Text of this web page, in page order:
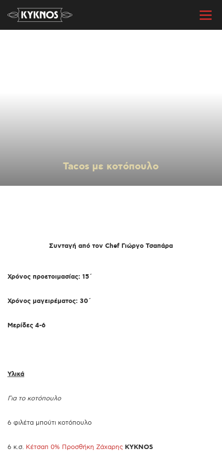
Tacos με κοτόπουλο
Συνταγή από τον Chef Γιώργο Τσαπάρα
Χρόνος προετοιμασίας: 15΄
Χρόνος μαγειρέματος: 30΄
Μερίδες 4-6
Υλικά
Για το κοτόπουλο
6 φιλέτα μπούτι κοτόπουλο
6 κ.σ. Κέτσαπ 0% Προσθήκη Ζάχαρης KYKNOS